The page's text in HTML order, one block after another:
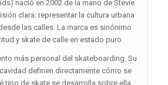
nació en 2002 de la mano de Stevie
clara: representar la cultura urbana
las calles. La marca es sinónimo
y skate de calle en estado puro.
más personal del skateboarding. Su
definen directamente cómo se
tipo de skate se desarrolla sobre ella.